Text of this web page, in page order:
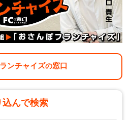
ンチャイズの窓口
込んで検索